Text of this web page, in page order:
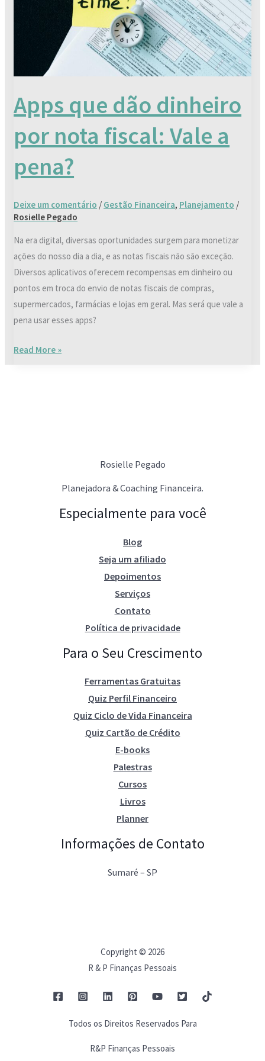
Apps que dão dinheiro
por nota fiscal: Vale a
pena?
Deixe um comentário / Gestão Financeira, Planejamento /
Rosielle Pegado
Na era digital, diversas oportunidades surgem para monetizar
ações do nosso dia a dia, e as notas fiscais não são exceção.
Diversos aplicativos oferecem recompensas em dinheiro ou
pontos em troca do envio de notas fiscais de compras,
supermercados, farmácias e lojas em geral. Mas será que vale a
pena usar esses apps?
nota
Read More »
Rosielle Pegado
Planejadora & Coaching Financeira.
Especialmente para você
Blog
Seja um afiliado
Depoimentos
Serviços
Contato
Política de privacidade
Para o Seu Crescimento
Ferramentas Gratuitas
Quiz Perfil Financeiro
Quiz Ciclo de Vida Financeira
Quiz Cartão de Crédito
E-books
Palestras
Cursos
Livros
Planner
Informações de Contato
Sumaré – SP
Copyright © 2026
R & P Finanças Pessoais
Todos os Direitos Reservados Para
R&P Finanças Pessoais